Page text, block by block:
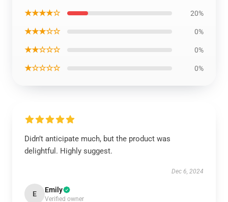
★★★★☆ 20%
★★★☆☆ 0%
★★☆☆☆ 0%
★☆☆☆☆ 0%
Didn’t anticipate much, but the product was
delightful. Highly suggest.
Dec 6, 2024
E Emily
Verified owner